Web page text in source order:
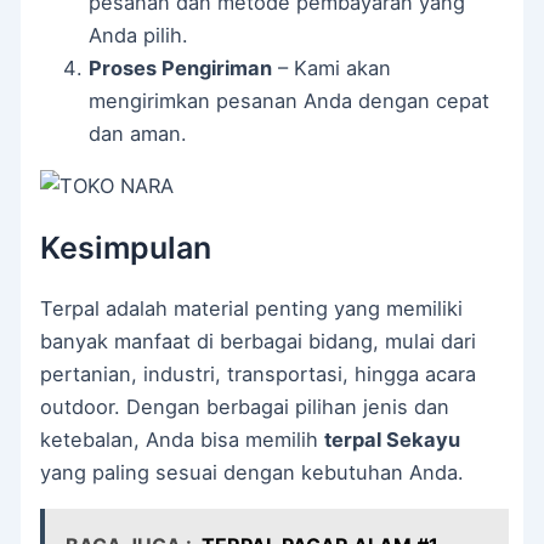
Anda pilih.
Proses Pengiriman – Kami akan
mengirimkan pesanan Anda dengan cepat
dan aman.
Kesimpulan
Terpal adalah material penting yang memiliki
banyak manfaat di berbagai bidang, mulai dari
pertanian, industri, transportasi, hingga acara
outdoor. Dengan berbagai pilihan jenis dan
ketebalan, Anda bisa memilihterpal Sekayu
yang paling sesuai dengan kebutuhan Anda.